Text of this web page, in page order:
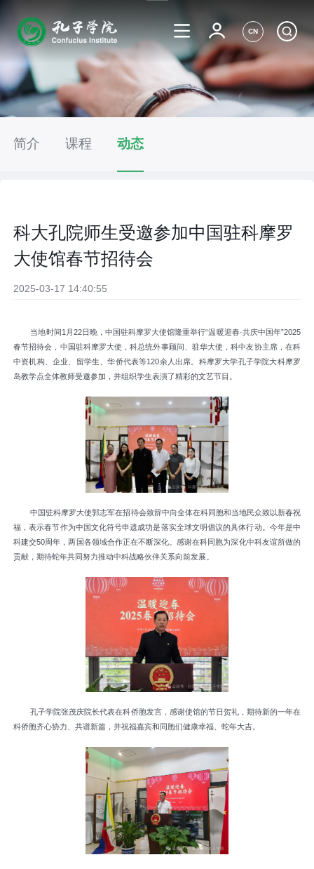
CN
简介 课程 动态
科大孔院师生受邀参加中国驻科摩罗
大使馆春节招待会
2025-03-17 14:40:55
当地时间1月22日晚，中国驻科摩罗大使馆隆重举行“温暖迎春·共庆中国年”2025
春节招待会，中国驻科摩罗大使，科总统外事顾问、驻华大使，科中友协主席，在科
中资机构、企业、留学生、华侨代表等120余人出席。科摩罗大学孔子学院大科摩罗
岛教学点全体教师受邀参加，并组织学生表演了精彩的文艺节目。
中国驻科摩罗大使郭志军在招待会致辞中向全体在科同胞和当地民众致以新春祝
福，表示春节作为中国文化符号申遗成功是落实全球文明倡议的具体行动。今年是中
科建交50周年，两国各领域合作正在不断深化。感谢在科同胞为深化中科友谊所做的
贡献，期待蛇年共同努力推动中科战略伙伴关系向前发展。
孔子学院张茂庆院长代表在科侨胞发言，感谢使馆的节日贺礼，期待新的一年在
科侨胞齐心协力、共谱新篇，并祝福嘉宾和同胞们健康幸福、蛇年大吉。